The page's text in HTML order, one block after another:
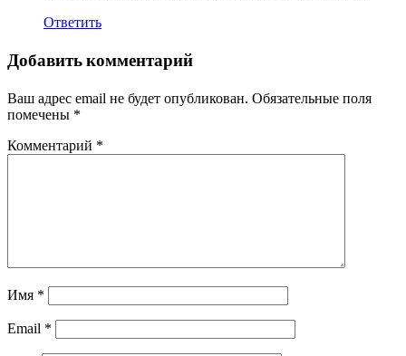
Ответить
Добавить комментарий
Ваш адрес email не будет опубликован. Обязательные поля
помечены *
Комментарий *
Имя *
Email *